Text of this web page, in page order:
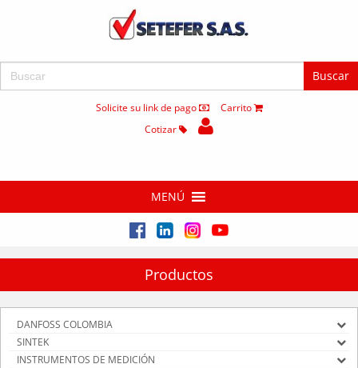
Buscar:
Solicite su link de pago
Carrito
Cotizar
MENÚ
Productos
DANFOSS COLOMBIA
SINTEK
INSTRUMENTOS DE MEDICIÓN